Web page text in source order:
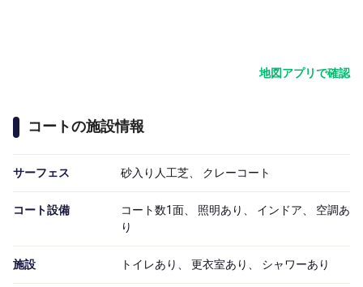
地図アプリで確認
コートの施設情報
サーフェス 砂入り人工芝、 クレーコート
コート設備
コート数1面、 照明あり、 インドア、 空調あ
り
施設 トイレあり、 更衣室あり、 シャワーあり